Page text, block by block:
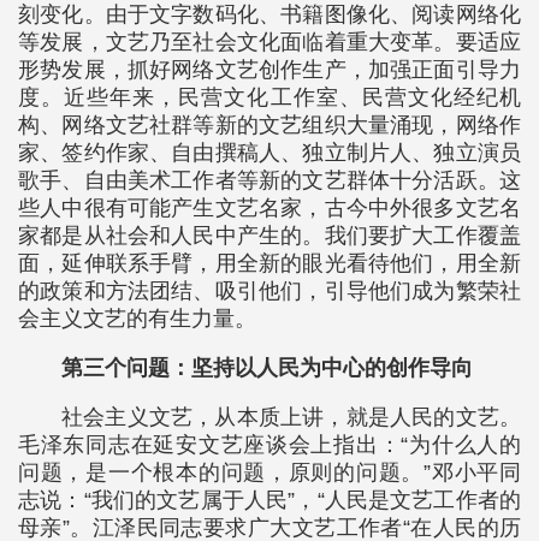
刻变化。由于文字数码化、书籍图像化、阅读网络化
等发展，文艺乃至社会文化面临着重大变革。要适应
形势发展，抓好网络文艺创作生产，加强正面引导力
度。近些年来，民营文化工作室、民营文化经纪机
构、网络文艺社群等新的文艺组织大量涌现，网络作
家、签约作家、自由撰稿人、独立制片人、独立演员
歌手、自由美术工作者等新的文艺群体十分活跃。这
些人中很有可能产生文艺名家，古今中外很多文艺名
家都是从社会和人民中产生的。我们要扩大工作覆盖
面，延伸联系手臂，用全新的眼光看待他们，用全新
的政策和方法团结、吸引他们，引导他们成为繁荣社
会主义文艺的有生力量。
第三个问题：坚持以人民为中心的创作导向
社会主义文艺，从本质上讲，就是人民的文艺。
毛泽东同志在延安文艺座谈会上指出：“为什么人的
问题，是一个根本的问题，原则的问题。”邓小平同
志说：“我们的文艺属于人民”，“人民是文艺工作者的
母亲”。江泽民同志要求广大文艺工作者“在人民的历